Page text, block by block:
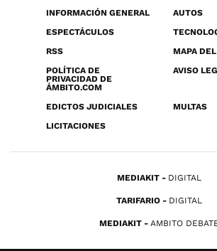
INFORMACIÓN GENERAL
AUTOS
ESPECTÁCULOS
RSS
MAPA
POLÍTICA DE
PRIVACIDAD DE
ÁMBITO.COM
AVISO
EDICTOS JUDICIALES
MULTAS
LICITACIONES
MEDIAKIT DIGITAL
TARIFARIO DIGITAL
MEDIAKIT AMBITO